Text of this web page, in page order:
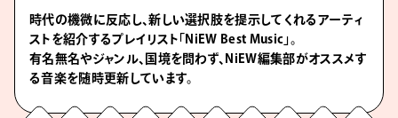
時代の機微に反応し、新しい選択肢を提示してくれるアーティ
ストを紹介するプレイリスト「NiEW Best Music」。
有名無名やジャンル、国境を問わず、NiEW編集部がオススメす
る音楽を随時更新しています。